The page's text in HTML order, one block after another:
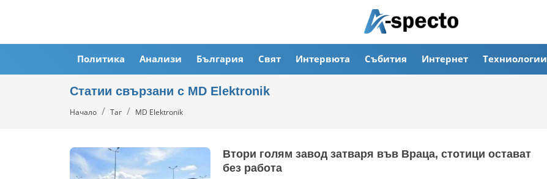
Политика Анализи България Свят Интервюта Събития Интернет Техниологии
Статии свързани с MD Elektronik
Начало Таг MD Elektronik
Втори голям завод затваря във Враца, стотици остават
без работа